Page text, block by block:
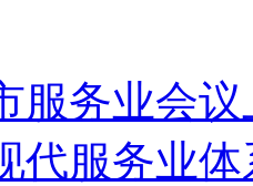
服务业会
代服务业